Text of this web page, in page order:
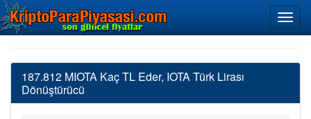
187.812 MIOTA Kaç TL Eder, IOTA Türk Lirası
Dönüştürücü